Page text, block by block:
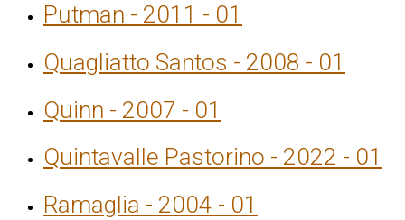
Putman - 2011 - 01
Quagliatto Santos - 2008 - 01
Quinn - 2007 - 01
Quintavalle Pastorino - 2022 - 01
Ramaglia - 2004 - 01